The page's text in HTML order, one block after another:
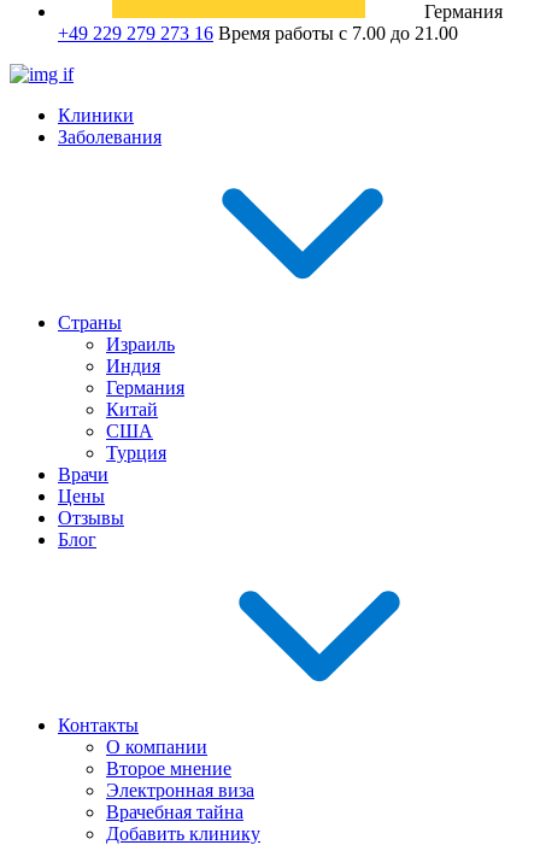
Германия
+49 229 279 273 16 Время работы с 7.00 до 21.00
Клиники
Заболевания
Страны
Израиль
Индия
Германия
Китай
США
Турция
Врачи
Цены
Отзывы
Блог
Контакты
О компании
Второе мнение
Электронная виза
Врачебная тайна
Добавить клинику